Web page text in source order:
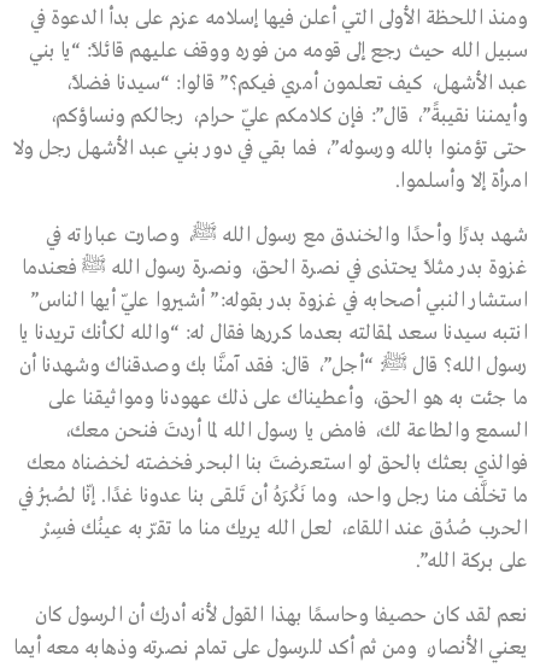
ومنذ اللحظة الأولى التي أعلن فيها إسلامه عزم على بدأ الدعوة في
سبيل الله حيث رجع إلى قومه من فوره ووقف عليهم قائلاً: “يا بني
عبد الأشهل، كيف تعلمون أمري فيكم؟” قالوا: “سيدنا فضلاً،
وأيمننا نقيبةً”، قال”: فإن كلامكم عليّ حرام، رجالكم ونساؤكم،
حتى تؤمنوا بالله ورسوله”، فما بقي في دور بني عبد الأشهل رجل ولا
امرأة إلا وأسلموا.
شهد بدرًا وأحدًا والخندق مع رسول الله ﷺ، وصارت عباراته في
غزوة بدر مثلاً يحتذى في نصرة الحق، ونصرة رسول الله ﷺ فعندما
استشار النبي أصحابه في غزوة بدر بقوله:” أشيروا عليّ أيها الناس”
انتبه سيدنا سعد لمقالته بعدما كررها فقال له: “والله لكأنك تريدنا يا
رسول الله؟ قال ﷺ: “أجل”، قال: فقد آمنَّا بك وصدقناك وشهدنا أن
ما جئت به هو الحق، وأعطيناك على ذلك عهودنا ومواثيقنا على
السمع والطاعة لك، فامض يا رسول الله لما أردتَ فنحن معك،
فوالذي بعثك بالحق لو استعرضتَ بنا البحر فخضته لخضناه معك
ما تخلَّف منا رجل واحد، وما نَكْرَهُ أن تَلقى بنا عدونا غدًا. إنّا لصُبُر في
الحرب صُدُق عند اللقاء، لعل الله يريك منا ما تقرّ به عينُك فسِرْ
على بركة الله”.
نعم لقد كان حصيفا وحاسمًا بهذا القول لأنه أدرك أن الرسول كان
يعني الأنصار، ومن ثم أكد للرسول على تمام نصرته وذهابه معه أيما